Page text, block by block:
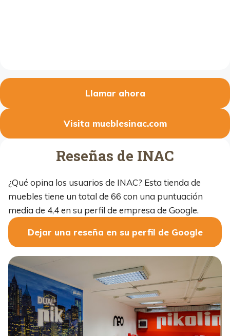
Llamar ahora
Visita mueblesinac.com
Reseñas de INAC
¿Qué opina los usuarios de INAC? Esta tienda de
muebles tiene un total de 66 con una puntuación
media de 4,4 en su perfil de empresa de Google.
Dejar una reseña en su perfil de Google